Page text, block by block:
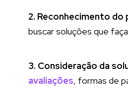
2. Reconhecimento do
buscar soluções que
3. Consideração da
avaliações, formas de